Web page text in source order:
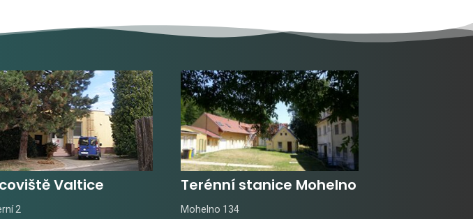
Valtice
2
Terénní stanice Mohelno
Mohelno 134